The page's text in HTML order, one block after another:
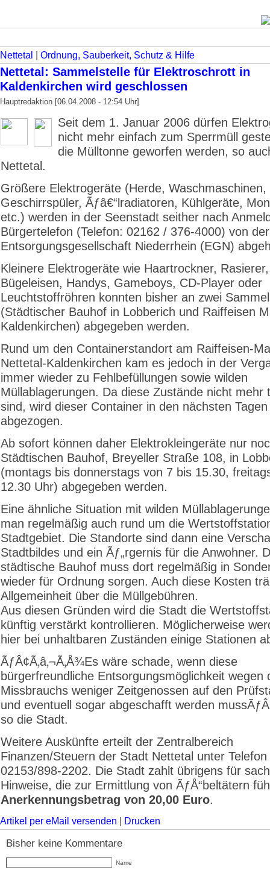
Nettetal Ordnung, Sauberkeit, Schutz & Hilfe
Nettetal: Sammelstelle für Elektroschrott in
Kaldenkirchen wird geschlossen
Hauptredaktion [06.04.2008 - 12:54 Uhr]
Seit dem 1. Januar 2006 dürfen
nicht mehr einfach zum Sperrmüll
die Mülltonne geworfen werden, so
Nettetal.
Größere Elektrogeräte (Herde, Waschmaschinen,
Geschirrspüler, Ãƒâ€“lradiatoren, Kühlgeräte,
etc.) werden in der Seenstadt seither nach
Bürgertelefon (Telefon: 02162 / 376-4000) von der
Entsorgungsgesellschaft Niederrhein (EGN)
Kleinere Elektrogeräte wie Haartrockner, Rasierer,
Bügeleisen, Handys, Gameboys, CD-Player oder
Leuchtstoffröhren konnten bisher an zwei
(Städtischer Bauhof in Lobberich und Raiffeisen
Kaldenkirchen) abgegeben werden.
Rund um den Containerstandort am Raiffeisen-
Nettetal-Kaldenkirchen kam es jedoch in der
immer wieder zu Fehlbefüllungen sowie wilden
Müllablagerungen. Da diese Zustände nicht mehr
sind, wird dieser Container in den nächsten Tagen
abgezogen.
Ab sofort können daher Elektrokleingeräte nur
Städtischen Bauhof, Breyeller Straße 108, in
(montags bis donnerstags von 7 bis 15.30,
12.30 Uhr) abgegeben werden.
Eine ähnliche Situation mit wilden
man regelmäßig auch rund um die
Stadtgebiet. Die Standorte sind dann eine
Stadtbildes und ein Ãƒ„rgernis für die Anwohner.
städtische Bauhof muss dort regelmäßig in
wieder für Ordnung sorgen. Auch diese Kosten
Allgemeinheit über die Müllgebühren.
Aus diesen Gründen wird die Stadt die
künftig verstärkt kontrollieren. Möglicherweise
hier bei unhaltbaren Zuständen einige Stationen
ÃƒÂ¢Ã‚â‚¬Ã‚Å¾Es wäre schade, wenn diese
bürgerfreundliche Entsorgungsmöglichkeit wegen
Missbrauchs weniger Zeitgenossen auf den
und eventuell sogar abgeschafft werden
so die Stadt.
Weitere Auskünfte erteilt der Zentralbereich
Finanzen/Steuern der Stadt Nettetal unter Telefon
02153/898-2202. Die Stadt zahlt übrigens für
Hinweise, die zur Ermittlung von ÃƒÅ“beltätern
Anerkennungsbetrag von 20,00 Euro.
Artikel per eMail versenden Drucken
Bisher keine Kommentare
Name